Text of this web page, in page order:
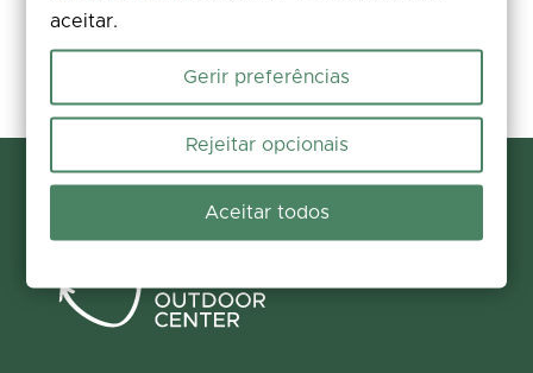
Partilha a tua experiência
Participar agora
aceitar.
Gerir preferências
Rejeitar opcionais
Aceitar todos